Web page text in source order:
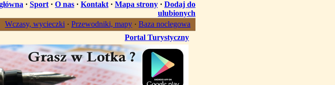
· Sport · O nas · Kontakt · Mapa strony · Dodaj do
ulubionych
Wczasy, wycieczki · Przewodniki, mapy · Baza noclegowa
Portal Turystyczny